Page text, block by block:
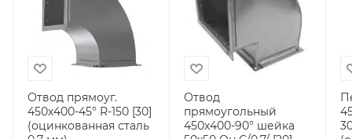
Отвод прямоуг.
450х400-45° R-150 [30]
(оцинкованная сталь
Отвод
прямоугольный
450х400-90° шейка